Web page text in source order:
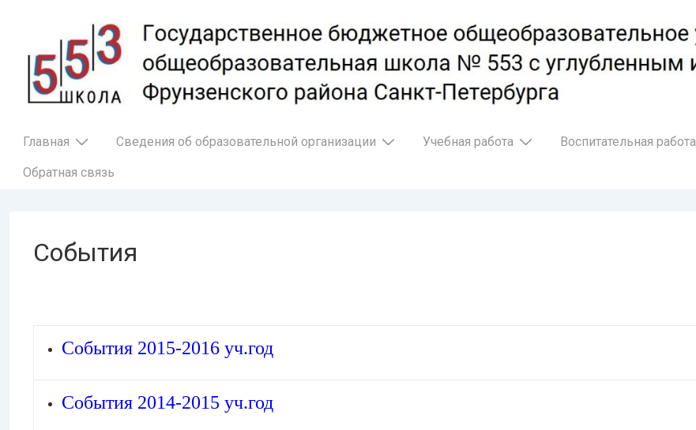
основному
содержимому
Основная
Главная Сведения об образовательной организации Учебная работа Воспитательная работа
Обратная связь
События
События 2015-2016 уч.год
События 2014-2015 уч.год